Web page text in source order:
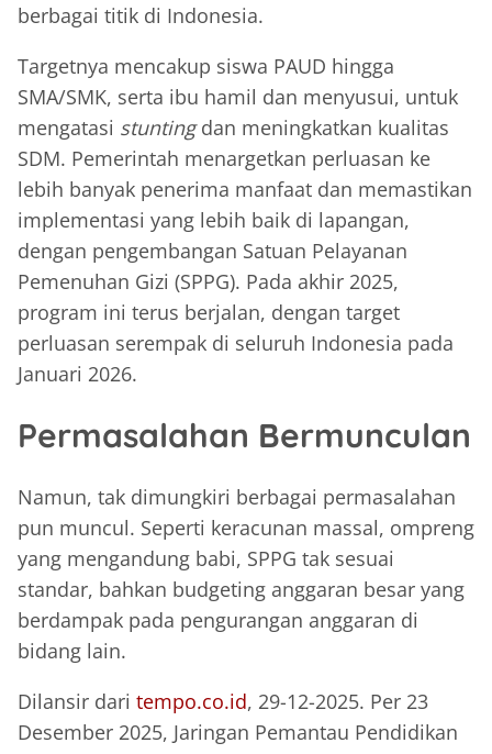
berbagai titik di Indonesia.
Targetnya mencakup siswa PAUD hingga
SMA/SMK, serta ibu hamil dan menyusui, untuk
mengatasi stuntingdan meningkatkan kualitas
SDM. Pemerintah menargetkan perluasan ke
lebih banyak penerima manfaat dan memastikan
implementasi yang lebih baik di lapangan,
dengan pengembangan Satuan Pelayanan
Pemenuhan Gizi (SPPG). Pada akhir 2025,
program ini terus berjalan, dengan target
perluasan serempak di seluruh Indonesia pada
Januari 2026.
Permasalahan Bermunculan
Namun, tak dimungkiri berbagai permasalahan
pun muncul. Seperti keracunan massal, ompreng
yang mengandung babi, SPPG tak sesuai
standar, bahkan budgeting anggaran besar yang
berdampak pada pengurangan anggaran di
bidang lain.
Dilansir dari tempo.co.id, 29-12-2025. Per 23
Desember 2025, Jaringan Pemantau Pendidikan